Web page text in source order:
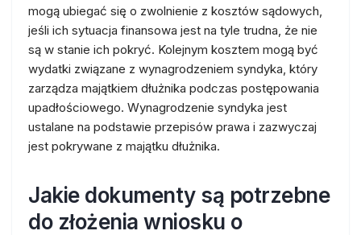
mogą ubiegać się o zwolnienie z kosztów sądowych,
jeśli ich sytuacja finansowa jest na tyle trudna, że nie
są w stanie ich pokryć. Kolejnym kosztem mogą być
wydatki związane z wynagrodzeniem syndyka, który
zarządza majątkiem dłużnika podczas postępowania
upadłościowego. Wynagrodzenie syndyka jest
ustalane na podstawie przepisów prawa i zazwyczaj
jest pokrywane z majątku dłużnika.
Jakie dokumenty są potrzebne
do złożenia wniosku o